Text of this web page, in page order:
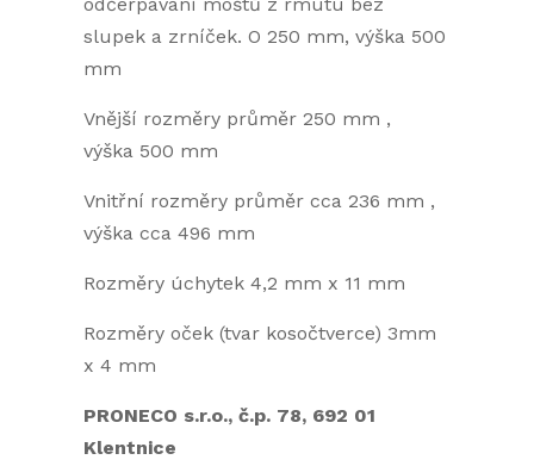
slupek a zrníček. O 250 mm, výška 500
mm
Vnější rozměry průměr 250 mm ,
výška 500 mm
Vnitřní rozměry průměr cca 236 mm ,
výška cca 496 mm
Rozměry úchytek 4,2 mm x 11 mm
Rozměry oček (tvar kosočtverce) 3mm
x 4 mm
PRONECO s.r.o., č.p. 78, 692 01
Klentnice